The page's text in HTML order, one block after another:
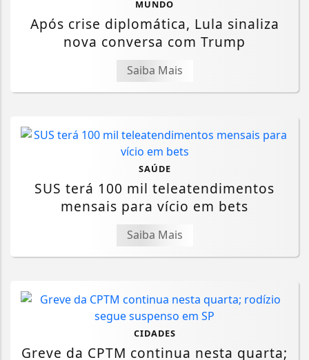
MUNDO
Após crise diplomática, Lula sinaliza
nova conversa com Trump
Saiba Mais
SAÚDE
SUS terá 100 mil teleatendimentos
mensais para vício em bets
Saiba Mais
CIDADES
Greve da CPTM continua nesta quarta;